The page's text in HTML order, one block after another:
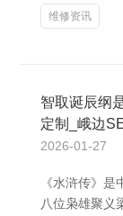
维修资讯
智取诞辰纲
定制_峨边
2026-01-27
《水浒传》
八位枭雄聚义